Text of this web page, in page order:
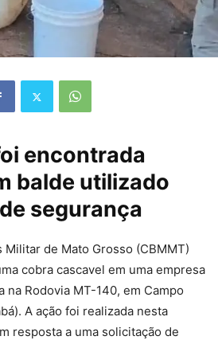
encontrada
balde utilizado
segurança
de Mato Grosso (CBMMT)
cobra cascavel em uma empresa
na Rodovia MT-140, em Campo
A ação foi realizada nesta
resposta a uma solicitação de